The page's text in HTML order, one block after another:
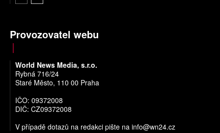
Provozovatel webu
World News Media, s.r.o.
Rybná 716/24
Staré Město, 110 00 Praha
IČO: 09372008
DIČ: CZ09372008
V případě dotazů na redakci pište na info@wn24.cz